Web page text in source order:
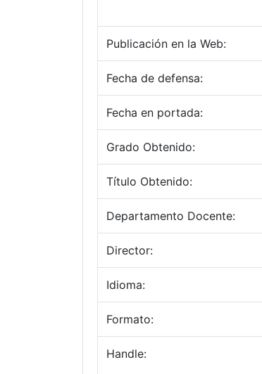
Publicación en la Web:
Fecha de defensa:
Fecha en portada:
Grado Obtenido:
Título Obtenido:
Departamento Docente:
Director:
Idioma:
Formato:
Handle: